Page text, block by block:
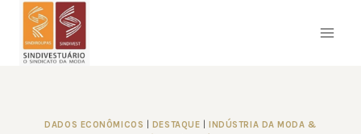
Pular
DADOS ECONÔMICOS DESTAQUE
INDÚSTRIA DA MODA &